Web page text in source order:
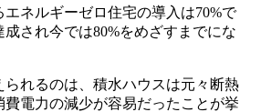
ネルギーゼロ住宅の導入は70%で
成され今では80%をめざすまでにな
られるのは、積水ハウスは元々断熱
電力の減少が容易だったことが挙